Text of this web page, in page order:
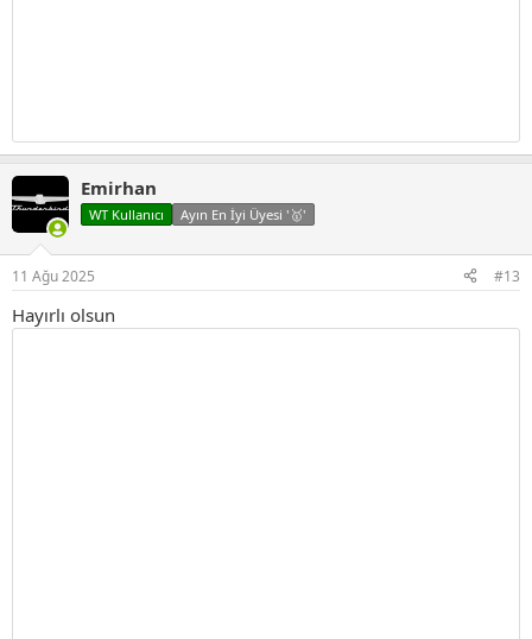
Emirhan
WT Kullanıcı Ayın En İyi Üyesi '🥇'
11 Ağu 2025 #13
Hayırlı olsun